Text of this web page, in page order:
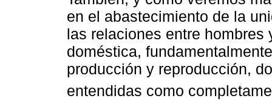
en el abastecimiento de la
las relaciones entre
doméstica,
producción y reproducción,
entendidas como